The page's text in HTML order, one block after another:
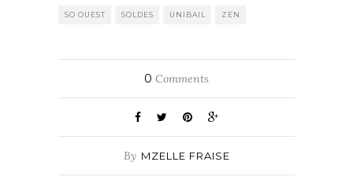
SO OUEST SOLDES UNIBAIL ZEN
0 Comments
By MZELLE FRAISE